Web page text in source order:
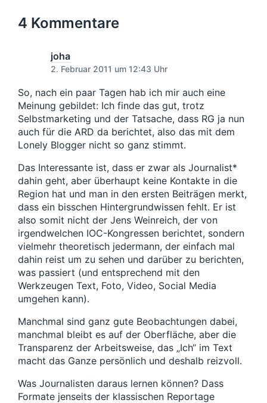
d
i
g
t
r
a
g
:
s
i
t
r
a
g
:
4 Kommentare
joha
2. Februar 2011 um 12:43 Uhr
So, nach ein paar Tagen hab ich mir auch eine
Meinung gebildet: Ich finde das gut, trotz
Selbstmarketing und der Tatsache, dass RG ja nun
auch für die ARD da berichtet, also das mit dem
Lonely Blogger nicht so ganz stimmt.
Das Interessante ist, dass er zwar als Journalist*
dahin geht, aber überhaupt keine Kontakte in die
Region hat und man in den ersten Beiträgen merkt,
dass ein bisschen Hintergrundwissen fehlt. Er ist
also somit nicht der Jens Weinreich, der von
irgendwelchen IOC-Kongressen berichtet, sondern
vielmehr theoretisch jedermann, der einfach mal
dahin reist um zu sehen und darüber zu berichten,
was passiert (und entsprechend mit den
Werkzeugen Text, Foto, Video, Social Media
umgehen kann).
Manchmal sind ganz gute Beobachtungen dabei,
manchmal bleibt es auf der Oberfläche, aber die
Transparenz der Arbeitsweise, das „Ich“ im Text
macht das Ganze persönlich und deshalb reizvoll.
Was Journalisten daraus lernen können? Dass
Formate jenseits der klassischen Reportage